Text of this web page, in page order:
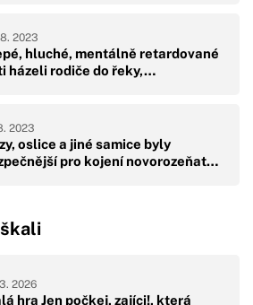
hluché, mentálně retardované
házeli rodiče do řeky,…
2023
oslice a jiné samice byly
pro kojení novorozeňat…
2023
hra Jen počkej, zajíci!, která
2026